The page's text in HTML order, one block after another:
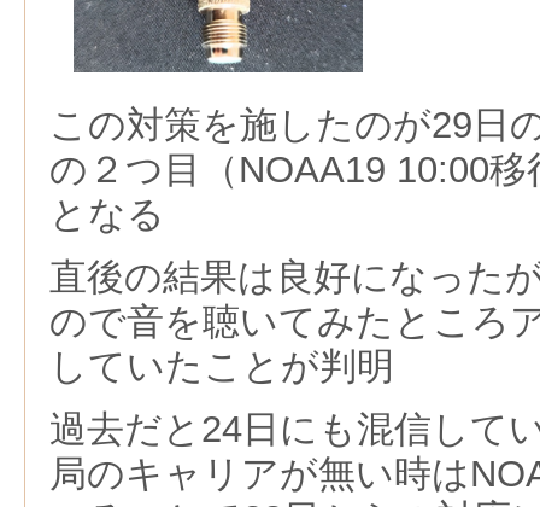
この対策を施したのが29日
の２つ目（NOAA19 10:00
となる
直後の結果は良好になった
ので音を聴いてみたところ
していたことが判明
過去だと24日にも混信して
局のキャリアが無い時は